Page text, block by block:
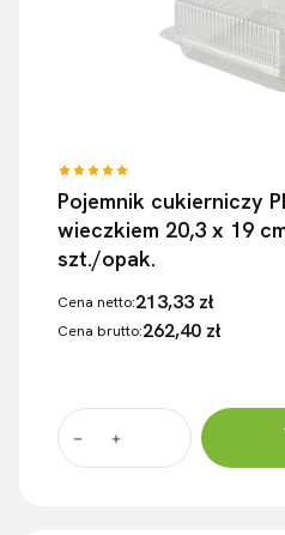
Pojemnik cukierniczy
wieczkiem 20,3 x 19
szt./opak.
Cena netto:213,33 zł
Cena brutto:262,40 zł